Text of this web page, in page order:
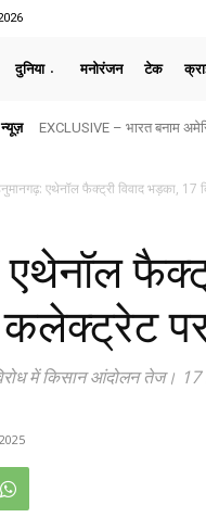
दुनिया मनोरंजन टेक
EXCLUSIVE – भारत बनाम
एथेनॉल फैक्ट्री विवाद भड़का, 17
में किसान आंदोलन तेज।